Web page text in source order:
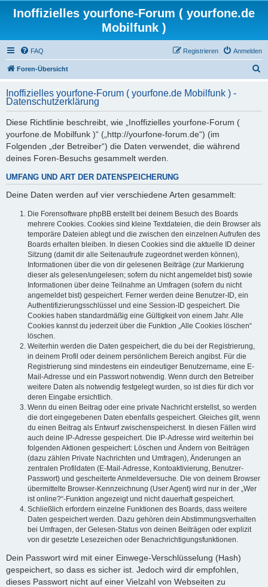
Inoffizielles yourfone-Forum ( yourfone.de
Mobilfunk )
FAQ Anmelden
Registrieren
Foren-Übersicht
h
Inoffizielles yourfone-Forum ( yourfone.de Mobilfunk ) -
Datenschutzerklärung
Diese Richtlinie beschreibt, wie „Inoffizielles yourfone-Forum (
yourfone.de Mobilfunk )“ („http://yourfone-forum.de“) (im
Folgenden „der Betreiber“) die Daten verwendet, die während
deines Foren-Besuchs gesammelt werden.
UMFANG UND ART DER DATENSPEICHERUNG
Deine Daten werden auf vier verschiedene Arten gesammelt:
Die Forensoftware phpBB erstellt bei deinem Besuch des Boards
mehrere Cookies. Cookies sind kleine Textdateien, die dein Browser als
temporäre Dateien ablegt und die zwischen den einzelnen Aufrufen des
Boards erhalten bleiben. In diesen Cookies sind die aktuelle ID deiner
Sitzung (damit dir alle Seitenaufrufe zugeordnet werden können),
Informationen über die von dir gelesenen Beiträge (zur Markierung
dieser als gelesen/ungelesen; sofern du nicht angemeldet bist) sowie
Informationen über deine Teilnahme an Umfragen (sofern du nicht
angemeldet bist) gespeichert. Ferner werden deine Benutzer-ID, ein
Authentifizierungsschlüssel und eine Session-ID gespeichert. Die
Cookies haben standardmäßig eine Gültigkeit von einem Jahr. Alle
Cookies kannst du jederzeit über die Funktion „Alle Cookies löschen“
löschen.
Weiterhin werden die Daten gespeichert, die du bei der Registrierung,
in deinem Profil oder deinem persönlichem Bereich angibst. Für die
Registrierung sind mindestens ein eindeutiger Benutzername, eine E-
Mail-Adresse und ein Passwort notwendig. Wenn durch den Betreiber
weitere Daten als notwendig festgelegt wurden, so ist dies für dich vor
deren Eingabe ersichtlich.
Wenn du einen Beitrag oder eine private Nachricht erstellst, so werden
die dort eingegebenen Daten ebenfalls gespeichert. Gleiches gilt, wenn
du einen Beitrag als Entwurf zwischenspeicherst. In diesen Fällen wird
auch deine IP-Adresse gespeichert. Die IP-Adresse wird weiterhin bei
folgenden Aktionen gespeichert: Löschen und Ändern von Beiträgen
(dazu zählen Private Nachrichten und Umfragen), Änderungen an
zentralen Profildaten (E-Mail-Adresse, Kontoaktivierung, Benutzer-
Passwort) und gescheiterte Anmeldeversuche. Die von deinem Browser
übermittelte Browser-Kennzeichnung (User Agent) wird nur in der „Wer
ist online?“-Funktion angezeigt und nicht dauerhaft gespeichert.
Schließlich erfordern einzelne Funktionen des Boards, dass weitere
Daten gespeichert werden. Dazu gehören dein Abstimmungsverhalten
bei Umfragen, der Gelesen-Status von deinen Beiträgen oder explizit
von dir gesetzte Lesezeichen oder Benachrichtigungsfunktionen.
Dein Passwort wird mit einer Einwege-Verschlüsselung (Hash)
gespeichert, so dass es sicher ist. Jedoch wird dir empfohlen,
dieses Passwort nicht auf einer Vielzahl von Webseiten zu